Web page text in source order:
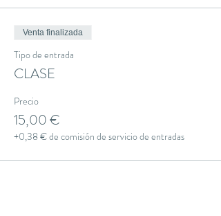
Venta finalizada
Tipo de entrada
CLASE
Precio
15,00 €
+0,38 € de comisión de servicio de entradas